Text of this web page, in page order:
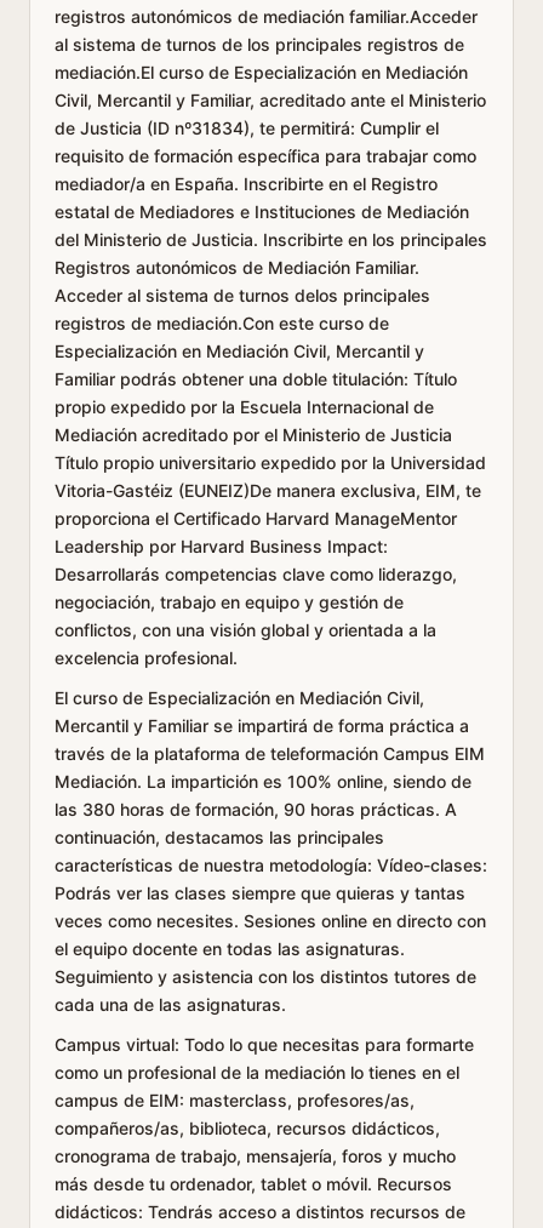
registros autonómicos de mediación familiar.Acceder
al sistema de turnos de los principales registros de
mediación.El curso de Especialización en Mediación
Civil, Mercantil y Familiar, acreditado ante el Ministerio
de Justicia (ID nº31834), te permitirá: Cumplir el
requisito de formación específica para trabajar como
mediador/a en España. Inscribirte en el Registro
estatal de Mediadores e Instituciones de Mediación
del Ministerio de Justicia. Inscribirte en los principales
Registros autonómicos de Mediación Familiar.
Acceder al sistema de turnos delos principales
registros de mediación.Con este curso de
Especialización en Mediación Civil, Mercantil y
Familiar podrás obtener una doble titulación: Título
propio expedido por la Escuela Internacional de
Mediación acreditado por el Ministerio de Justicia
Título propio universitario expedido por la Universidad
Vitoria-Gastéiz (EUNEIZ)De manera exclusiva, EIM, te
proporciona el Certificado Harvard ManageMentor
Leadership por Harvard Business Impact:
Desarrollarás competencias clave como liderazgo,
negociación, trabajo en equipo y gestión de
conflictos, con una visión global y orientada a la
excelencia profesional.
El curso de Especialización en Mediación Civil,
Mercantil y Familiar se impartirá de forma práctica a
través de la plataforma de teleformación Campus EIM
Mediación. La impartición es 100% online, siendo de
las 380 horas de formación, 90 horas prácticas. A
continuación, destacamos las principales
características de nuestra metodología: Vídeo-clases:
Podrás ver las clases siempre que quieras y tantas
veces como necesites. Sesiones online en directo con
el equipo docente en todas las asignaturas.
Seguimiento y asistencia con los distintos tutores de
cada una de las asignaturas.
Campus virtual: Todo lo que necesitas para formarte
como un profesional de la mediación lo tienes en el
campus de EIM: masterclass, profesores/as,
compañeros/as, biblioteca, recursos didácticos,
cronograma de trabajo, mensajería, foros y mucho
más desde tu ordenador, tablet o móvil. Recursos
didácticos: Tendrás acceso a distintos recursos de